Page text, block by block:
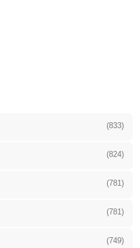
(833)
(824)
(781)
(781)
(749)